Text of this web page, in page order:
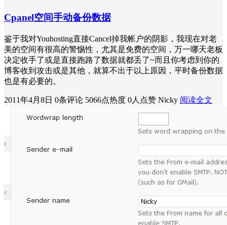
Cpanel空间手动备份数据
鉴于我对Youhosting直接Cancel掉我帐户的阴影，我现在对老
美的空间有很高的警惕性，尤其是免费的空间，万一哪天老板
决定收手了或是直接跑路了数据就都丢了~而且你考虑到你的
博客收到攻击或是其他，就算不出于以上原因，平时备份数据
也是有必要的。
2011年4月8日 0条评论 5066点热度 0人点赞 Nicky 阅读全文